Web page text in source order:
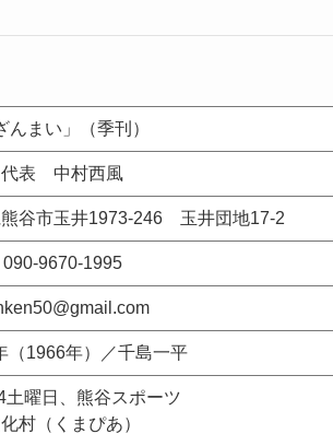
んまい」（季刊）
代表 中村西風
谷市玉井1973-246 玉井団地17-2
090-9670-1995
（1966年）／千島一平
土曜日、熊谷スポーツ
村（くまぴあ）